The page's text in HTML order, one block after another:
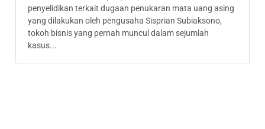
penyelidikan terkait dugaan penukaran mata uang asing
yang dilakukan oleh pengusaha Sisprian Subiaksono,
tokoh bisnis yang pernah muncul dalam sejumlah
kasus...